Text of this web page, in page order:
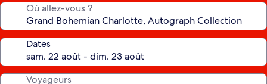
Où allez-vous ?
Dates
Voyageurs